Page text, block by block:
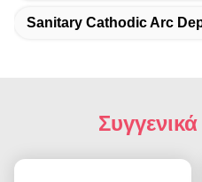
Sanitary Cathodic Arc